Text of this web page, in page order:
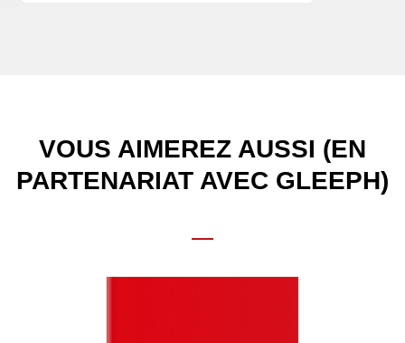
VOUS AIMEREZ AUSSI (EN
PARTENARIAT AVEC GLEEPH)